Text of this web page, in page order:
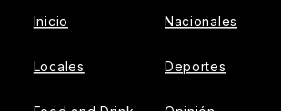
Inicio
Locales
Nacionales
Deportes